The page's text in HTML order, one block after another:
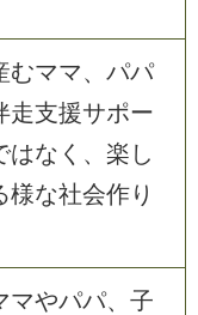
むママ、パパ
走支援サポー
はなく、楽し
様な社会作り
マやパパ、子